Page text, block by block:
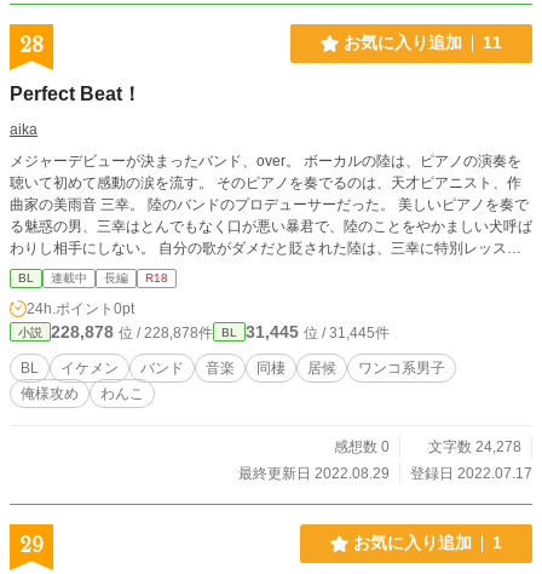
28 お気に入り追加 11
Perfect Beat！
aika
メジャーデビューが決まったバンド、over。 ボーカルの陸は、ピアノの演奏を
聴いて初めて感動の涙を流す。 そのピアノを奏でるのは、天才ピアニスト、作
曲家の美雨音 三幸。 陸のバンドのプロデューサーだった。 美しいピアノを奏で
る魅惑の男、三幸はとんでもなく口が悪い暴君で、陸のことをやかましい犬呼ば
わりし相手にしない。 自分の歌がダメだと貶された陸は、三幸に特別レッスン
をしてもらうことになり彼の部屋に居候することに。 暴君とワンコのはちゃめ
ちゃな共同生活が始まった。 バンド仲間との絆を深め成長していく陸の、葛藤
と成長、そして初めての恋を綴った物語。 R-18/R18/性描写あり/エロ/エッチ/B
L/幼なじみ/恋愛/純愛/NTR/浮気/複数/イケメン/美少年/上司/部下/先輩/後輩/羞恥プ
レイ/同僚/童顔/同棲/バンド/元彼/元カレ/未練/新彼/彼氏/執着/年下/年上/同級生/略
奪/タレ目/片思い/禁断/ワンコ/俺様/プロデューサー/ピアニスト/ギタリスト/可愛
い系男子/
BL 連載中 長編 R18
24h.ポイント 0pt
小説 228,878 位 / 228,878件 BL 31,445 位 / 31,445件
BL イケメン バンド 音楽 同棲 居候
ワンコ系男子
俺様攻め
わんこ
感想数 0
文字数 24,278
最終更新日 2022.08.29
登録日 2022.07.17
29 お気に入り追加 1